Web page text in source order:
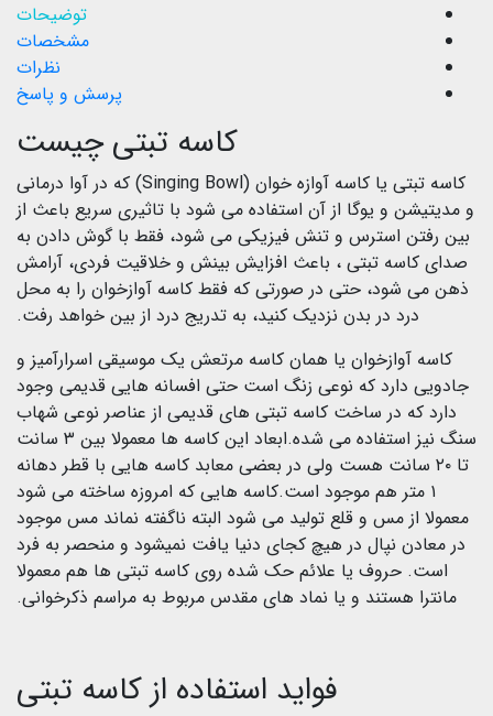
توضیحات
مشخصات
نظرات
پرسش و پاسخ
کاسه تبتی چیست
کاسه تبتی یا کاسه آوازه خوان (Singing Bowl) که در آوا درمانی
و مدیتیشن و یوگا از آن استفاده می شود با تاثیری سریع باعث از
بین رفتن استرس و تنش فیزیکی می شود، فقط با گوش دادن به
صدای کاسه تبتی ، باعث افزایش بینش و خلاقیت فردی، آرامش
ذهن می شود، حتی در صورتی که فقط کاسه آوازخوان را به محل
درد در بدن نزدیک کنید، به تدریج درد از بین خواهد رفت.
کاسه آوازخوان یا همان کاسه مرتعش یک موسیقی اسرارآمیز و
جادویی دارد که نوعی زنگ است حتی افسانه هایی قدیمی وجود
دارد که در ساخت کاسه تبتی های قدیمی از عناصر نوعی شهاب
سنگ نیز استفاده می شده.ابعاد این کاسه ها معمولا بین ۳ سانت
تا ۲۰ سانت هست ولی در بعضی معابد کاسه هایی با قطر دهانه
۱ متر هم موجود است.کاسه هایی که امروزه ساخته می شود
معمولا از مس و قلع تولید می شود البته ناگفته نماند مس موجود
در معادن نپال در هیچ کجای دنیا یافت نمیشود و منحصر به فرد
است. حروف یا علائم حک شده روی کاسه تبتی ها هم معمولا
مانترا هستند و یا نماد های مقدس مربوط به مراسم ذکرخوانی.
فواید استفاده از کاسه تبتی